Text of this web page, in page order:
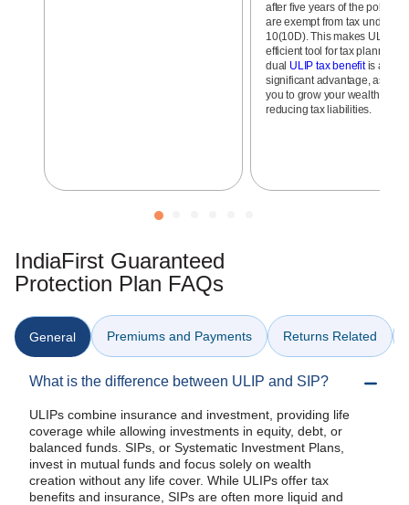
after five years of the policy
are exempt from tax under
10(10D). This makes ULIPs
efficient tool for tax planning.
dual ULIP tax benefitis a
significant advantage, as it
you to grow your wealth while
reducing tax liabilities.
IndiaFirst Guaranteed
Protection Plan FAQs
General Premiums and Payments Returns Related
What is the difference between ULIP and SIP?
ULIPs combine insurance and investment, providing life
coverage while allowing investments in equity, debt, or
balanced funds. SIPs, or Systematic Investment Plans,
invest in mutual funds and focus solely on wealth
creation without any life cover. While ULIPs offer tax
benefits and insurance, SIPs are often more liquid and